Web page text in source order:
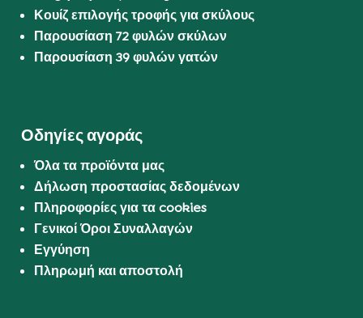
Κουίζ επιλογής τροφής για σκύλους
Παρουσίαση 72 φυλών σκύλων
Παρουσίαση 39 φυλών γατών
Οδηγίες αγοράς
Όλα τα προϊόντα μας
Δήλωση προστασίας δεδομένων
Πληροφορίες για τα cookies
Γενικοί Όροι Συναλλαγών
Εγγύηση
Πληρωμή και αποστολή